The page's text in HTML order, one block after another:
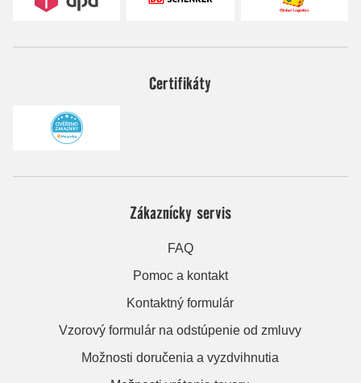
Certifikáty
Zákaznícky servis
FAQ
Pomoc a kontakt
Kontaktný formulár
Vzorový formulár na odstúpenie od zmluvy
Možnosti doručenia a vyzdvihnutia